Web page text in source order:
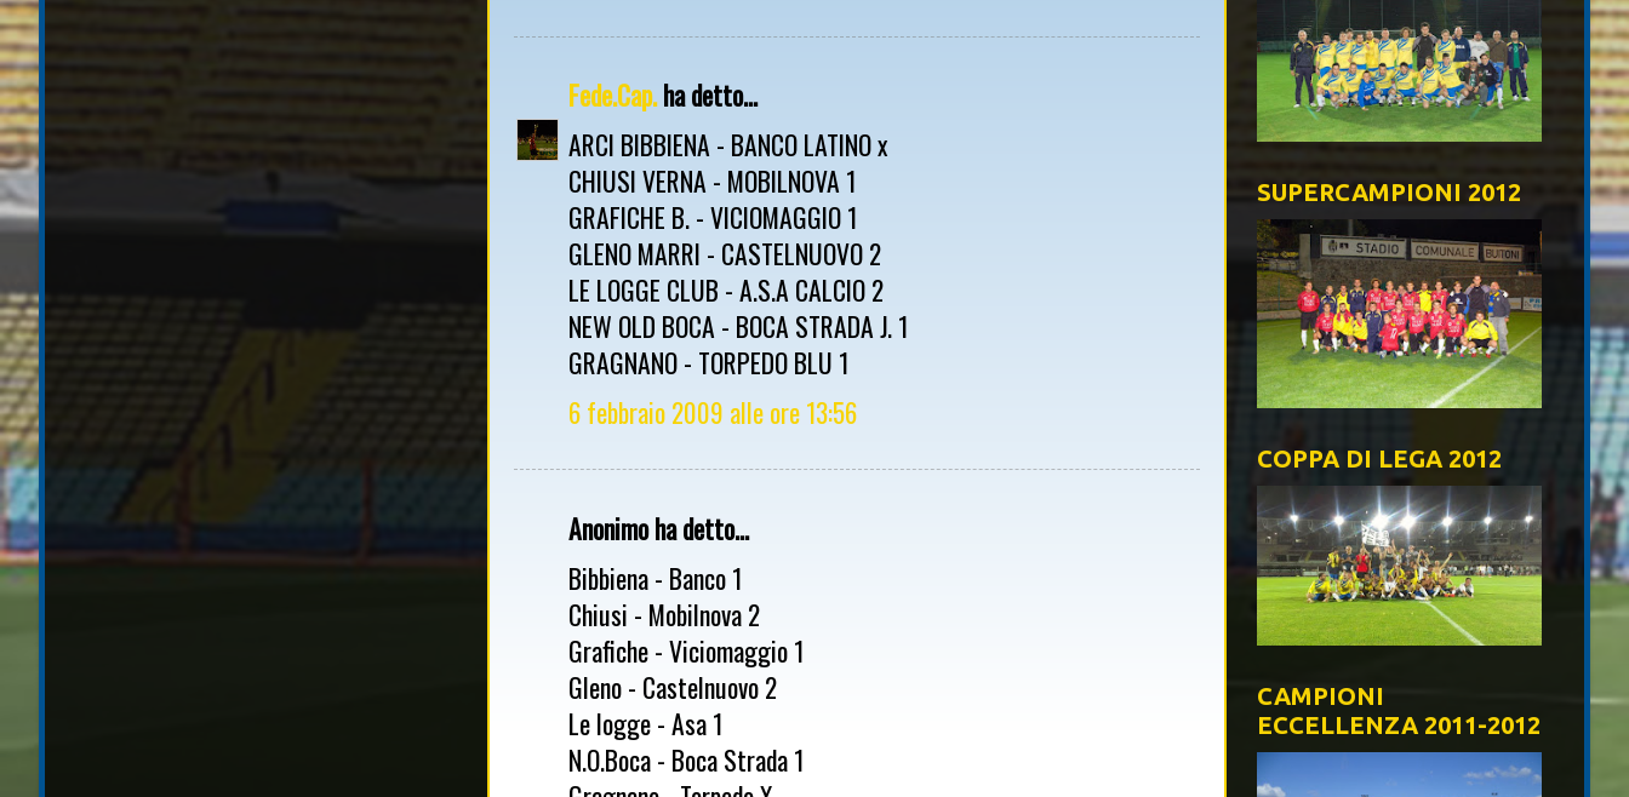
Fede.Cap.ha detto...
ARCI BIBBIENA - BANCO LATINO x
CHIUSI VERNA - MOBILNOVA 1
GRAFICHE B. - VICIOMAGGIO 1
GLENO MARRI - CASTELNUOVO 2
LE LOGGE CLUB - A.S.A CALCIO 2
NEW OLD BOCA - BOCA STRADA J. 1
GRAGNANO - TORPEDO BLU 1
6 febbraio 2009 alle ore 13:56
Anonimo ha detto...
Bibbiena - Banco 1
Chiusi - Mobilnova 2
Grafiche - Viciomaggio 1
Gleno - Castelnuovo 2
Le logge - Asa 1
N.O.Boca - Boca Strada 1
SUPERCAMPIONI 2012
COPPA DI LEGA 2012
CAMPIONI
ECCELLENZA 2011-2012